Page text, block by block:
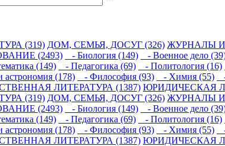
(319) ДОМ, СЕМЬЯ, ДОСУГ (326) ЖУРНАЛЫ И
(2493) - Биология (149) - Военное дело
(149) - Педагогика (69) - Политология (16)
(178) - Философия (93) - Химия (55)
ЛИТЕРАТУРА (1387) ЮРИДИЧЕСКАЯ
(319) ДОМ, СЕМЬЯ, ДОСУГ (326) ЖУРНАЛЫ И
(2493) - Биология (149) - Военное дело
(149) - Педагогика (69) - Политология (16)
(178) - Философия (93) - Химия (55)
ЛИТЕРАТУРА (1387) ЮРИДИЧЕСКАЯ